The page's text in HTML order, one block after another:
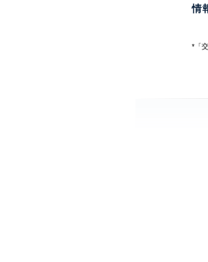
情
*「